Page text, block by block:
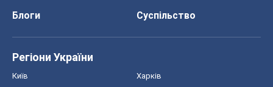
Блоги
Суспільство
Регіони України
Київ Харків